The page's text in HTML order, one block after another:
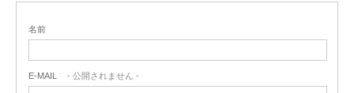
名前
E-MAIL - 公開されません -